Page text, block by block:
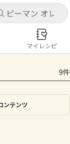
キャ
ます
キャ
コンテンツ
ろこし
ピーマン
マイレシピ
9件
ンテンツ